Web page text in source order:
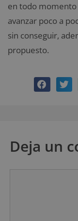
en todo
avanzar poco a
sin conseguir,
propuesto.
Deja un